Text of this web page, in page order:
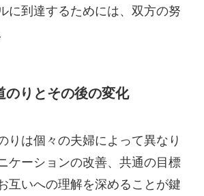
に到達するためには、双方の努
のりとその後の変化
りは個々の夫婦によって異なり
ケーションの改善、共通の目標
互いへの理解を深めることが鍵